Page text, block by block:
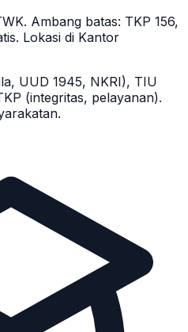
Ambang batas: TKP 156,
Lokasi di Kantor
UUD 1945, NKRI), TIU
(integritas, pelayanan).